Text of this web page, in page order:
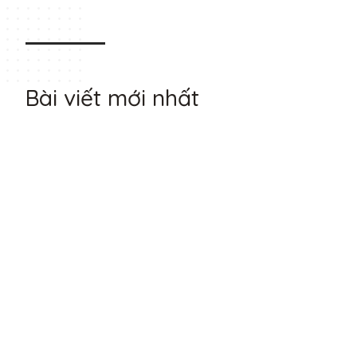
Bài viết mới nhất